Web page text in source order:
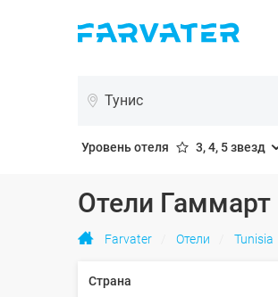
Тунис
Уровень отеля 3, 4, 5 звезд
Отели Гаммарт
Farvater Отели Tunisia
Страна